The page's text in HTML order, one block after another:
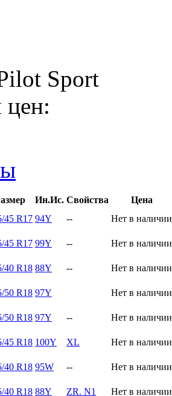
Sport
цен:
Ин.Ис. Свойства
Цена
45 R17 94Y -- Нет в наличии
45 R17 99Y -- Нет в наличии
40 R18 88Y -- Нет в наличии
50 R18 97Y Нет в наличии
50 R18 97Y -- Нет в наличии
45 R18 100Y XL Нет в наличии
40 R18 95W -- Нет в наличии
40 R18 88Y ZR. N1 Нет в наличии